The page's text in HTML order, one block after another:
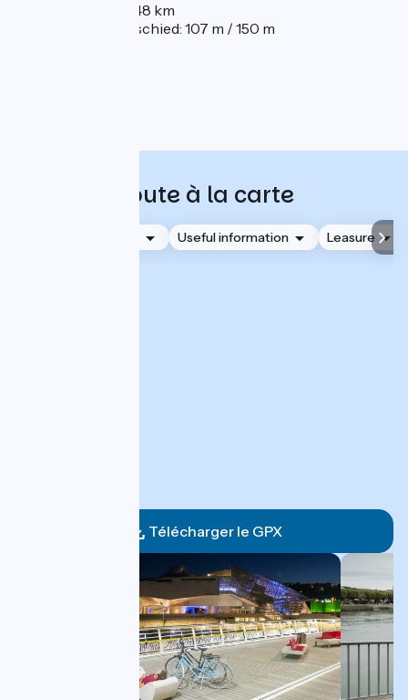
Entfernung: 48 km
Höhenunterschied: 107 m / 150 m
Route à la carte
Useful information Leasure
Télécharger le GPX